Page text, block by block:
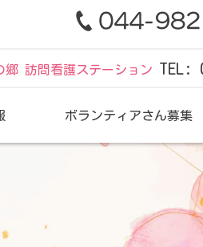
郷 訪問看護ステーション TEL:
ボランティアさん募集